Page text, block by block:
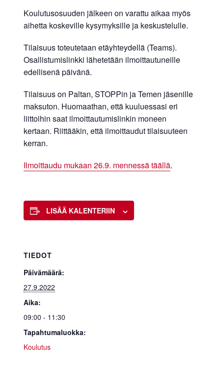
Koulutusosuuden jälkeen on varattu aikaa myös
aihetta koskeville kysymyksille ja keskustelulle.
Tilaisuus toteutetaan etäyhteydellä (Teams).
Osallistumislinkki lähetetään ilmoittautuneille
edellisenä päivänä.
Tilaisuus on Paltan, STOPPin ja Temen jäsenille
maksuton. Huomaathan, että kuuluessasi eri
liittoihin saat ilmoittautumislinkin moneen
kertaan. Riittääkin, että ilmoittaudut tilaisuuteen
kerran.
Ilmoittaudu mukaan 26.9. mennessä täällä.
LISÄÄ KALENTERIIN
TIEDOT
Päivämäärä:
27.9.2022
Aika:
09:00 - 11:30
Tapahtumaluokka:
Koulutus